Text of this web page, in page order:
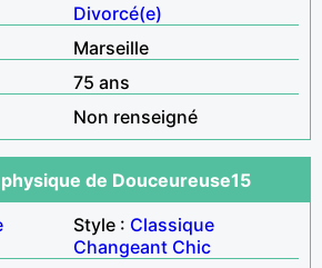
Divorcé(e)
Marseille
75 ans
Non renseigné
de Douceureuse15
Style : Classique
Changeant Chic